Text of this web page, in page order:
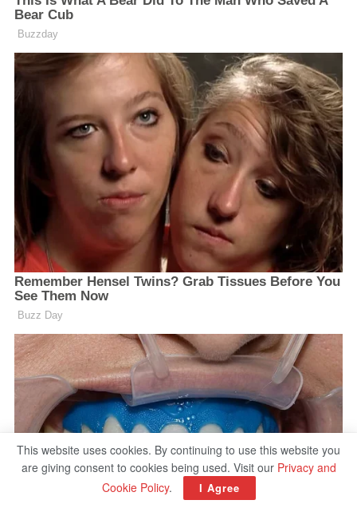
This website uses cookies. By continuing to use this website you
are giving consent to cookies being used. Visit our Privacy and
Cookie Policy. I Agree